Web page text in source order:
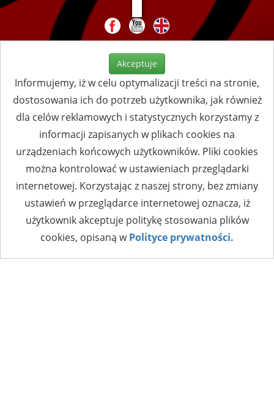
Akceptuje
Informujemy, iż w celu optymalizacji treści na stronie,
dostosowania ich do potrzeb użytkownika, jak również
dla celów reklamowych i statystycznych korzystamy z
informacji zapisanych w plikach cookies na
urządzeniach końcowych użytkowników. Pliki cookies
można kontrolować w ustawieniach przeglądarki
internetowej. Korzystając z naszej strony, bez zmiany
ustawień w przeglądarce internetowej oznacza, iż
użytkownik akceptuje politykę stosowania plików
cookies, opisaną wPolityce prywatności.